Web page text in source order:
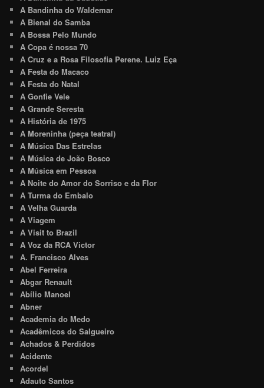
A Bandinha do Waldemar
A Bienal do Samba
A Bossa Pelo Mundo
A Copa é nossa 70
A Cruz e a Rosa Filosofia Perene. Luiz Eça
A Festa do Macaco
A Festa do Natal
A Gonfie Vele
A Grande Seresta
A História de 1975
A Moreninha (peça teatral)
A Música Das Estrelas
A Música de João Bosco
A Música em Pessoa
A Noite do Amor do Sorriso e da Flor
A Turma do Embalo
A Velha Guarda
A Viagem
A Visit to Brazil
A Voz da RCA Victor
A. Francisco Alves
Abel Ferreira
Abgar Renault
Abílio Manoel
Abner
Academia do Medo
Acadêmicos do Salgueiro
Achados & Perdidos
Acidente
Acordel
Adauto Santos